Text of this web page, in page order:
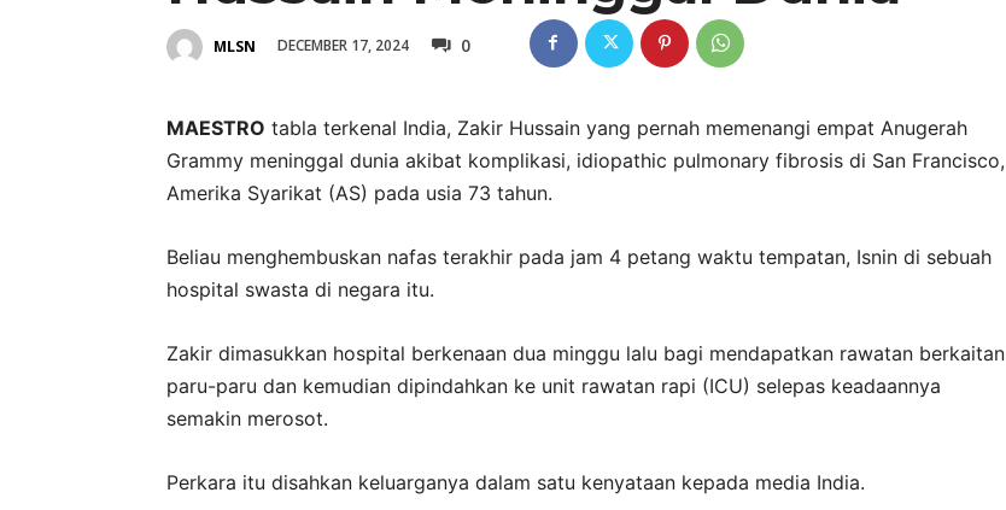
MLSN DECEMBER 17, 2024 0
MAESTRO tabla terkenal India, Zakir Hussain yang pernah memenangi empat Anugerah
Grammy meninggal dunia akibat komplikasi, idiopathic pulmonary fibrosis di San Francisco,
Amerika Syarikat (AS) pada usia 73 tahun.
Beliau menghembuskan nafas terakhir pada jam 4 petang waktu tempatan, Isnin di sebuah
hospital swasta di negara itu.
Zakir dimasukkan hospital berkenaan dua minggu lalu bagi mendapatkan rawatan berkaitan
paru-paru dan kemudian dipindahkan ke unit rawatan rapi (ICU) selepas keadaannya
semakin merosot.
Perkara itu disahkan keluarganya dalam satu kenyataan kepada media India.